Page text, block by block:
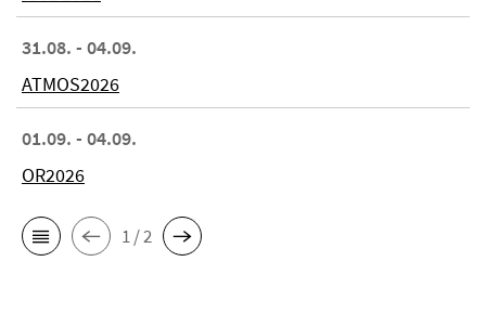
31.08. - 04.09.
ATMOS2026
01.09. - 04.09.
OR2026
1 / 2